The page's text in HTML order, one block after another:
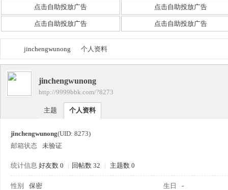
点击自助投放广告 点击自助投放广告
点击自助投放广告 点击自助投放广告
jinchengwunong
›
个人资料
jinchengwunong
http://9999bbk.com/?8273
主题 个人资料
jinchengwunong(UID: 8273)
邮箱状态
未验证
统计信息 好友数 0 | 回帖数 32 | 主题数 0
性别 保密 生日 -